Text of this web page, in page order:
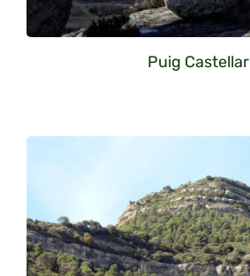
Puig Castellar